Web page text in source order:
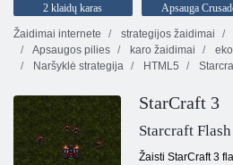
2 klaidų karas Apsauga
Žaidimai internete
strategijos žaidimai
Apsaugos pilies
karo žaidimai
Naršyklė strategija
HTML5
StarCraft 3
Starcraft
Žaisti StarCraft 3